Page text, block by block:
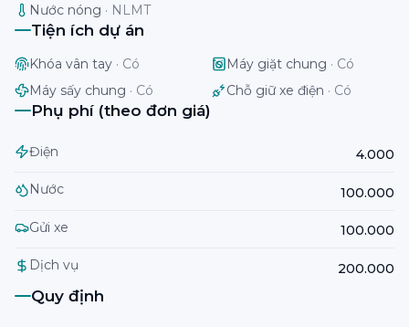
Nước nóng · NLMT
Tiện ích dự án
Khóa vân tay · Có Máy giặt chung · Có
Máy sấy chung · Có Chỗ giữ xe điện · Có
Phụ phí (theo đơn giá)
Điện 4.000
Nước 100.000
Gửi xe 100.000
Dịch vụ 200.000
Quy định